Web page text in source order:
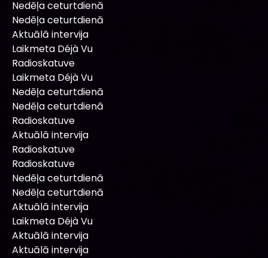
Nedēļa ceturtdienā
Nedēļa ceturtdienā
Aktuālā intervija
Laikmeta Déjà Vu
Radioskatuve
Laikmeta Déjà Vu
Nedēļa ceturtdienā
Nedēļa ceturtdienā
Radioskatuve
Aktuālā intervija
Radioskatuve
Radioskatuve
Nedēļa ceturtdienā
Nedēļa ceturtdienā
Aktuālā intervija
Laikmeta Déjà Vu
Aktuālā intervija
Aktuālā intervija